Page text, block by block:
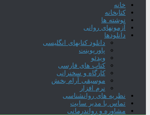
خانه
کتابخانه
نوشته ها
آزمونهای روانی
دانلودها
دانلود کتابهای انگلیسی
پاورپوینت
ویدئو
کتاب های فارسی
کارگاه و سخنرانی
موسیقی آرام بخش
نرم افزار
نظریه های روانشناسی
تماس با مدیر سایت
مشاوره و رواندرمانی